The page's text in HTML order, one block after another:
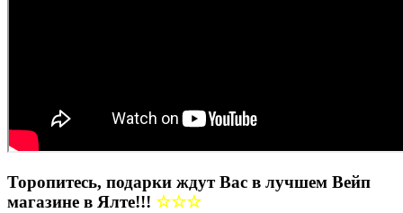
Торопитесь, подарки ждут Вас в лучшем Вейп
магазине в Ялте!!! ☆☆☆